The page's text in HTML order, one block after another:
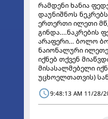
რამდენი ხანია
დაუნიშნოს
ერთერთი ილეთი
გინდა....ნაკრების
არაფერი... ბოლო
ნაიონალური
იქნებ თქვენ
მისასალმებელი
უცხოელთათვის)
9:48:13 AM 11/28/